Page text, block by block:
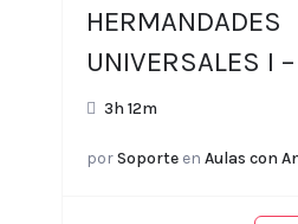
HERMANDADES
UNIVERSALES I
GAIA
3h 12m
porSoporteen Aulas con